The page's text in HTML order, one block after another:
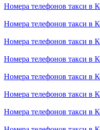
Номера телефонов такси в
Номера телефонов такси в
Номера телефонов такси в
Номера телефонов такси в
Номера телефонов такси в
Номера телефонов такси в
Номера телефонов такси в